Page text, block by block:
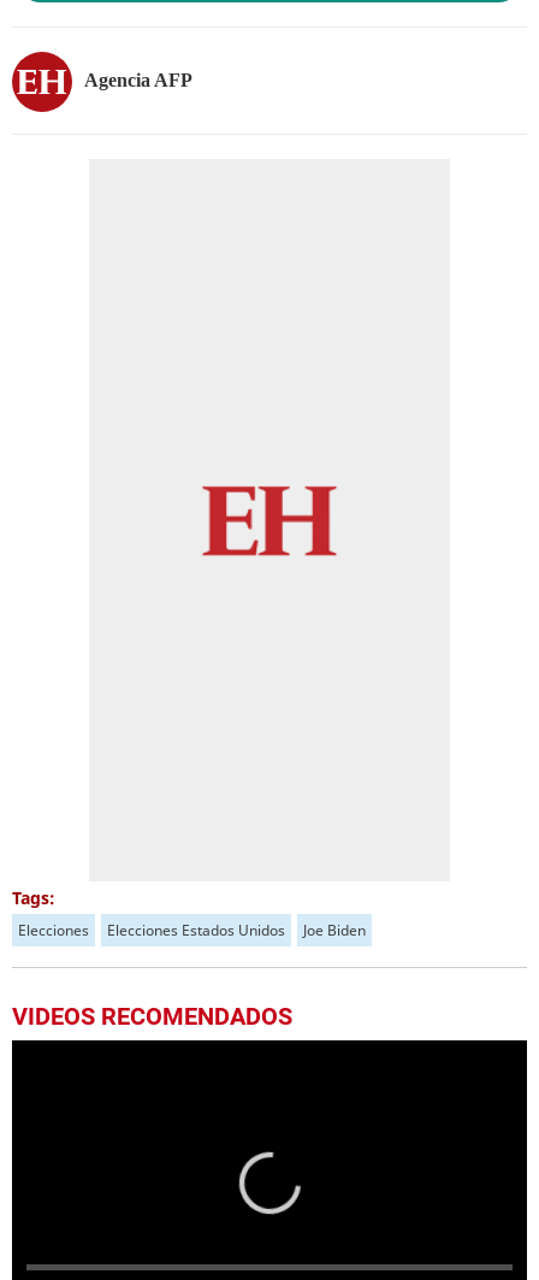
Agencia AFP
Tags:
Elecciones Elecciones Estados Unidos Joe Biden
VIDEOS RECOMENDADOS